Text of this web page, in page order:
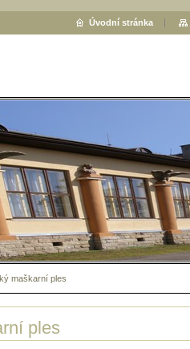
maškarní ples
ples
Úvodní stránka